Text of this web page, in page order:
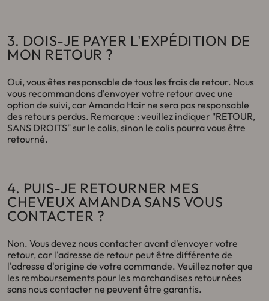
3. DOIS-JE PAYER L'EXPÉDITION DE
MON RETOUR ?
Oui, vous êtes responsable de tous les frais de retour. Nous
vous recommandons d'envoyer votre retour avec une
option de suivi, car Amanda Hair ne sera pas responsable
des retours perdus. Remarque : veuillez indiquer "RETOUR,
SANS DROITS" sur le colis, sinon le colis pourra vous être
retourné.
4. PUIS-JE RETOURNER MES
CHEVEUX AMANDA SANS VOUS
CONTACTER ?
Non. Vous devez nous contacter avant d'envoyer votre
retour, car l'adresse de retour peut être différente de
l'adresse d'origine de votre commande. Veuillez noter que
les remboursements pour les marchandises retournées
sans nous contacter ne peuvent être garantis.